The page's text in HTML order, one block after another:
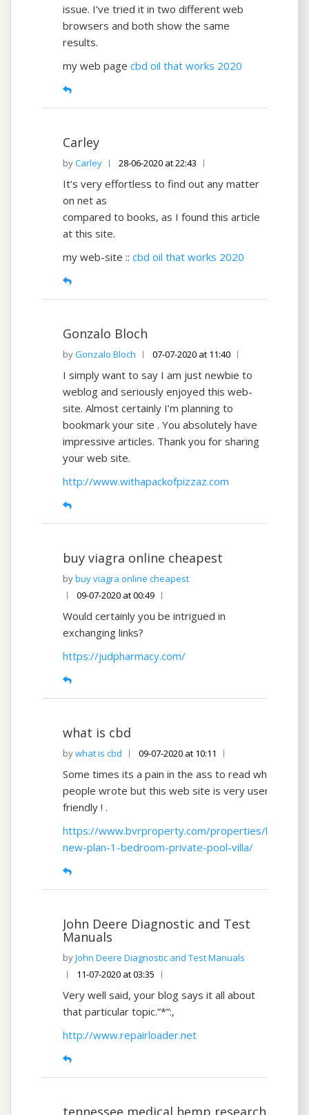
issue. I’ve tried it in two different web
browsers and both show the same
results.
my web page cbd oil that works 2020
Carley
Carley 28-06-2020 at 22:43
It’s very effortless to find out any matter
on net as
compared to books, as I found this article
at this site.
my web-site :: cbd oil that works 2020
Gonzalo Bloch
Gonzalo Bloch 07-07-2020 at 11:40
I simply want to say I am just newbie to
weblog and seriously enjoyed this web-
site. Almost certainly I’m planning to
bookmark your site . You absolutely have
impressive articles. Thank you for sharing
your web site.
http://www.withapackofpizzaz.com
buy viagra online cheapest
buy viagra online cheapest
09-07-2020 at 00:49
Would certainly you be intrigued in
exchanging links?
https://judpharmacy.com/
what is cbd
what is cbd 09-07-2020 at 10:11
Some times its a pain in the ass to read what
people wrote but this web site is very user
friendly ! .
https://www.bvrproperty.com/properties/brand-
new-plan-1-bedroom-private-pool-villa/
John Deere Diagnostic and Test
Manuals
John Deere Diagnostic and Test Manuals
11-07-2020 at 03:35
Very well said, your blog says it all about
that particular topic.”*”:,
http://www.repairloader.net
tennessee medical hemp research